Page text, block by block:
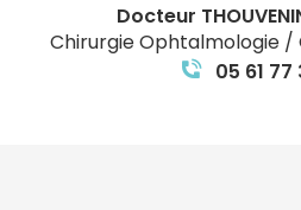
Docteur
Chirurgie Ophtalmologie
05 61 77